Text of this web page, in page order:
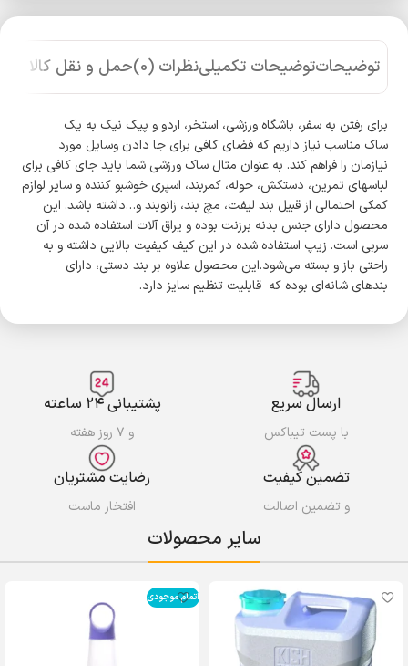
توضیحاتتوضیحات تکمیلینظرات (0) حمل و نقل کالا
برای رفتن به سفر، باشگاه ورزشی، استخر، اردو و پیک نیک به یک
ساک مناسب نیاز داریم که فضای کافی برای جا دادن وسایل مورد
نیازمان را فراهم کند. به عنوان مثال ساک ورزشی شما باید جای کافی برای
لباسهای تمرین، دستکش، حوله، کمربند، اسپری خوشبو کننده و سایر لوازم
کمکی احتمالی از قبیل بند لیفت، مچ بند، زانوبند و…داشته باشد. این
محصول دارای جنس بدنه برزنت بوده و یراق آلات استفاده شده در آن
سربی است. زیپ استفاده شده در این کیف کیفیت بالایی داشته و به
راحتی باز و بسته می‌شود.این محصول علاوه بر بند‌ دستی، دارای
بندهای شانه‌ای بوده که قابلیت تنظیم سایز دارد.
ارسال سریع
با پست تیباکس
پشتیبانی ۲۴ ساعته
و ۷ روز هفته
تضمین کیفیت
و تضمین اصالت
رضایت مشتریان
افتخار ماست
سایر محصولات
اتمام موجودی